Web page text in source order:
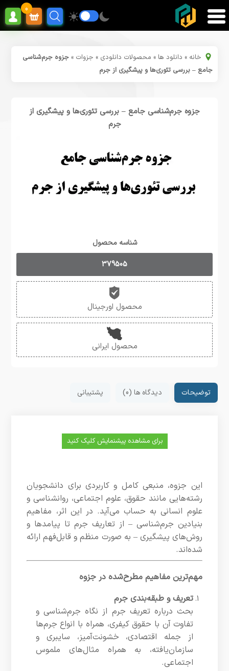
0
خانه » دانلود ها » محصولات دانلودی » جزوات »جزوه جرم‌شناسی
جامع – بررسی تئوری‌ها و پیشگیری از جرم
جزوه جرم‌شناسی جامع – بررسی تئوری‌ها و پیشگیری از
جرم
شناسه محصول
379505
محصول اورجینال
محصول ایرانی
توضیحات دیدگاه ها (0) پشتیبانی
برای مشاهده پیشنمایش کلیک کنید
این جزوه، منبعی کامل و کاربردی برای دانشجویان
رشته‌هایی مانند حقوق، علوم اجتماعی، روانشناسی و
علوم انسانی به حساب می‌آید. در این اثر، مفاهیم
بنیادین جرم‌شناسی – از تعاریف جرم تا پیامدها و
روش‌های پیشگیری – به صورت منظم و قابل‌فهم ارائه
شده‌اند.
مهم‌ترین مفاهیم مطرح‌شده در جزوه
تعریف و طبقه‌بندی جرم
بحث درباره تعریف جرم از نگاه جرم‌شناسی و
تفاوت آن با حقوق کیفری، همراه با انواع جرم‌ها
از جمله اقتصادی، خشونت‌آمیز، سایبری و
سازمان‌یافته، به همراه مثال‌های ملموس
اجتماعی.